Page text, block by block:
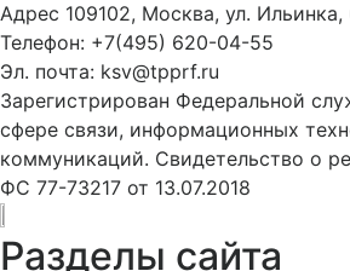
Адрес 109102, Москва, ул. Ильинка,
Телефон: +7(495) 620-04-55
Эл. почта: ksv@tpprf.ru
Зарегистрирован Федеральной
сфере связи, информационных
коммуникаций. Свидетельство о
ФС 77-73217 от 13.07.2018
Разделы сайта